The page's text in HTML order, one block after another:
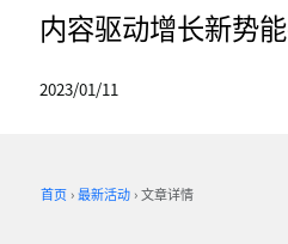
2023/01/11
内容驱动增长新势
首页 最新活动 文章详情